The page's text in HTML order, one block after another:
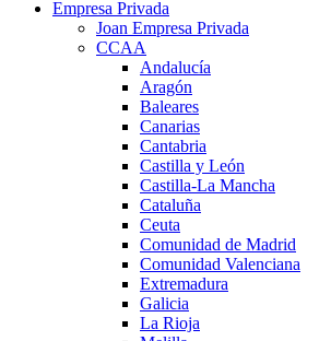
Empresa Privada
Joan Empresa Privada
CCAA
Andalucía
Aragón
Baleares
Canarias
Cantabria
Castilla y León
Castilla-La Mancha
Cataluña
Ceuta
Comunidad de Madrid
Comunidad Valenciana
Extremadura
Galicia
La Rioja